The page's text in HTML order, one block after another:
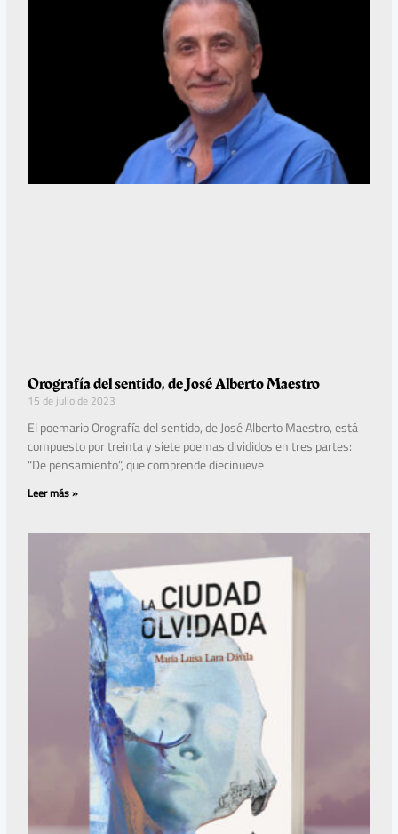
Orografía del sentido, de José Alberto Maestro
15 de julio de 2023
El poemario Orografía del sentido, de José Alberto Maestro, está
compuesto por treinta y siete poemas divididos en tres partes:
“De pensamiento”, que comprende diecinueve
Leer más »